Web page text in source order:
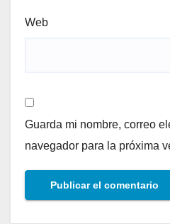
Web
Guarda mi nombre, correo
navegador para la próxima